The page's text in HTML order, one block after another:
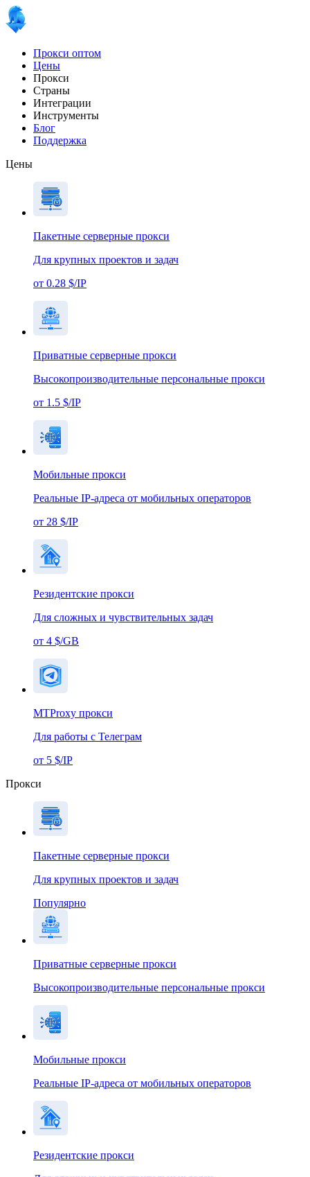
Прокси оптом
Цены
Прокси
Страны
Интеграции
Инструменты
Блог
Поддержка
Цены
Пакетные серверные прокси
Для крупных проектов и задач
от 0.28 $/IP
Приватные серверные прокси
Высокопроизводительные персональные прокси
от 1.5 $/IP
Мобильные прокси
Реальные IP-адреса от мобильных операторов
от 28 $/IP
Резидентские прокси
Для сложных и чувствительных задач
от 4 $/GB
MTProxy прокси
Для работы с Телеграм
от 5 $/IP
Прокси
Пакетные серверные прокси
Для крупных проектов и задач
Популярно
Приватные серверные прокси
Высокопроизводительные персональные прокси
Мобильные прокси
Реальные IP-адреса от мобильных операторов
Резидентские прокси